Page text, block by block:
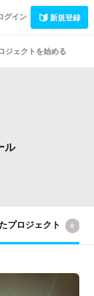
グイン 新規登録
ジェクトを始める
ル
プロジェクト 0